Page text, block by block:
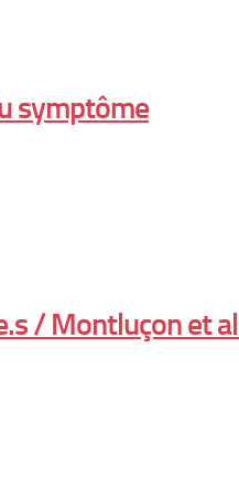
symptôme
/ Montluçon et